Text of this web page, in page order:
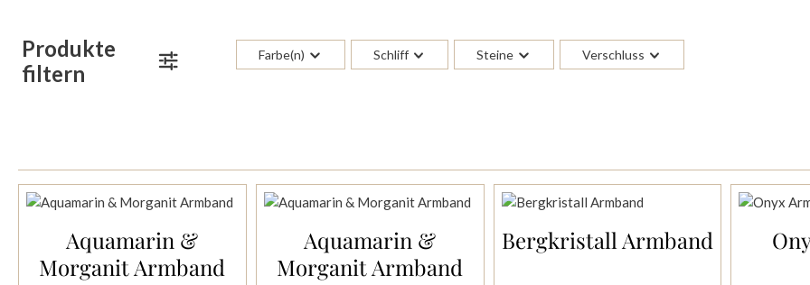
Produkte
filtern
Farbe(n) Schliff Steine Verschluss
In den Warenkorb
Aquamarin &
Morganit Armband
In den Warenkorb
Aquamarin &
Morganit Armband
In den Warenkorb
Bergkristall Armband In